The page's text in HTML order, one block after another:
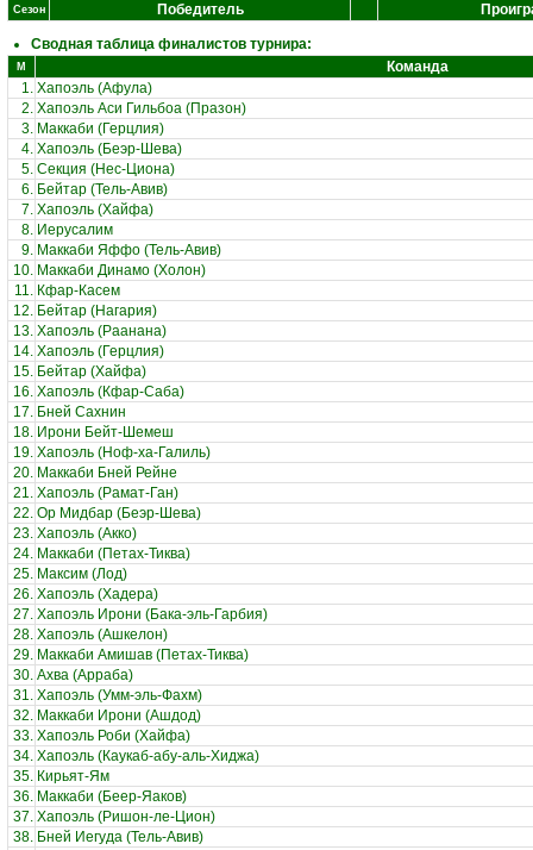
Сезон Победитель
Сводная таблица финалистов турнира:
М
Команда
1. Хапоэль (Афула)
2. Хапоэль Аси Гильбоа (Празон)
3. Маккаби (Герцлия)
4. Хапоэль (Беэр-Шева)
5. Секция (Нес-Циона)
6. Бейтар (Тель-Авив)
7. Хапоэль (Хайфа)
8. Иерусалим
9. Маккаби Яффо (Тель-Авив)
10. Маккаби Динамо (Холон)
11. Кфар-Касем
12. Бейтар (Нагария)
13. Хапоэль (Раанана)
14. Хапоэль (Герцлия)
15. Бейтар (Хайфа)
16. Хапоэль (Кфар-Саба)
17. Бней Сахнин
18. Ирони Бейт-Шемеш
19. Хапоэль (Ноф-ха-Галиль)
20. Маккаби Бней Рейне
21. Хапоэль (Рамат-Ган)
22. Ор Мидбар (Беэр-Шева)
23. Хапоэль (Акко)
24. Маккаби (Петах-Тиква)
25. Максим (Лод)
26. Хапоэль (Хадера)
27. Хапоэль Ирони (Бака-эль-Гарбия)
28. Хапоэль (Ашкелон)
29. Маккаби Амишав (Петах-Тиква)
30. Ахва (Арраба)
31. Хапоэль (Умм-эль-Фахм)
32. Маккаби Ирони (Ашдод)
33. Хапоэль Роби (Хайфа)
34. Хапоэль (Каукаб-абу-аль-Хиджа)
35. Кирьят-Ям
36. Маккаби (Беер-Яаков)
37. Хапоэль (Ришон-ле-Цион)
38. Бней Иегуда (Тель-Авив)